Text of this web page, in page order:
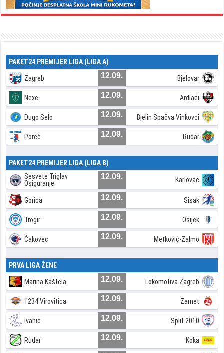
PAKET24 PREMIJER LIGA (LIGA A)
Zagreb 12.09. Bjelovar
Nexe 12.09. Ardiaei
Dugo Selo 12.09. Bjelin Spačva Vinkovci
Poreč 12.09. Rudar
PAKET24 PREMIJER LIGA (LIGA B)
Sesvete Triglav
Osiguranje
12.09. Karlovac
Gorica 12.09. Sisak
Trogir 12.09. Osijek
Čakovec 12.09. Metković-Zalmo
PRVA LIGA ŽENE
Marina Kaštela 12.09. Lokomotiva Zagreb
1234 Virovitica 12.09. Zamet
Ivanić 12.09. Split 2010
Rudar 12.09. Koka